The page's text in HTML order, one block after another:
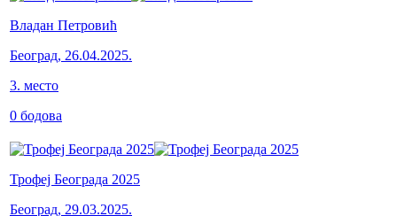
Владан Петровић
Београд, 26.04.2025.
3. место
0 бодова
Трофеј Београда 2025
Београд, 29.03.2025.